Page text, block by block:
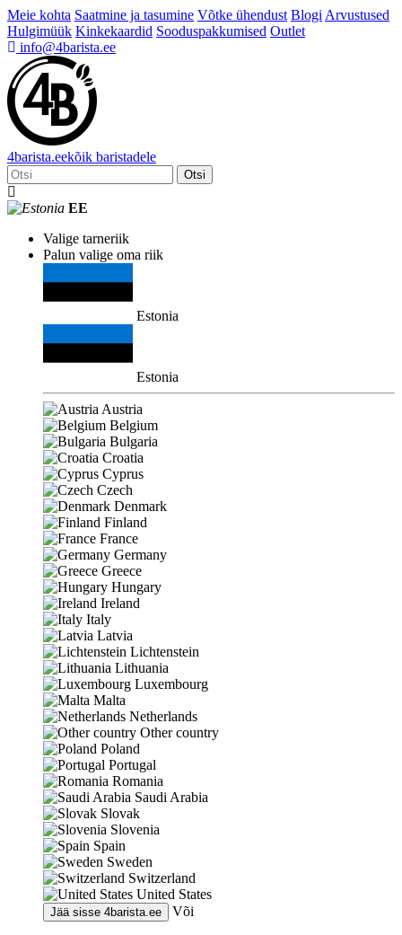
Meie kohta Saatmine ja tasumine Võtke ühendust Blogi Arvustused
Hulgimüük Kinkekaardid Sooduspakkumised Outlet
info@4barista.ee
4barista.eekõik baristadele
Otsi
EE
Valige tarneriik
Palun valige oma riik
Estonia
Estonia
Austria
Belgium
Bulgaria
Croatia
Cyprus
Czech
Denmark
Finland
France
Germany
Greece
Hungary
Ireland
Italy
Latvia
Lichtenstein
Lithuania
Luxembourg
Malta
Netherlands
Other country
Poland
Portugal
Romania
Saudi Arabia
Slovak
Slovenia
Spain
Sweden
Switzerland
United States
Jää sisse 4barista.ee Või